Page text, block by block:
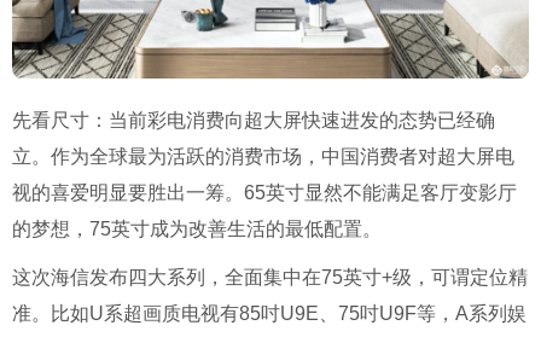
先看尺寸：当前彩电消费向超大屏快速进发的态势已经确
立。作为全球最为活跃的消费市场，中国消费者对超大屏电
视的喜爱明显要胜出一筹。65英寸显然不能满足客厅变影厅
的梦想，75英寸成为改善生活的最低配置。
这次海信发布四大系列，全面集中在75英寸+级，可谓定位精
准。比如U系超画质电视有85吋U9E、75吋U9F等，A系列娱